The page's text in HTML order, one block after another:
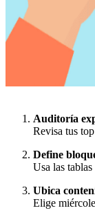
Auditoría
Revisa tus
Define
Usa las
Ubica
Elige